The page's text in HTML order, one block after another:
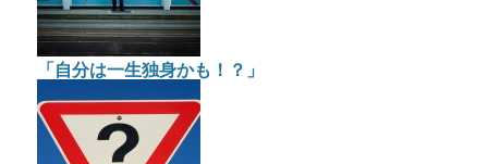
「自分は一生独身かも！？」